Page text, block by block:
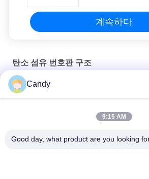
계속하다
탄소 섬유 번호판 구조
긁힘 저항 가벼운 탄소 섬유 차량 번호판 틀
Candy
9:15 AM
Good day, what product are you looking